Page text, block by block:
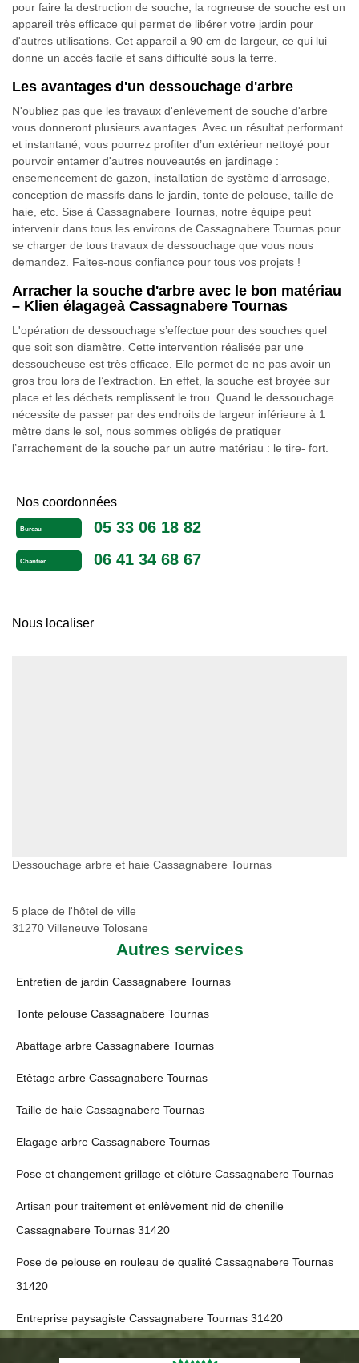
pour faire la destruction de souche, la rogneuse de souche est un
appareil très efficace qui permet de libérer votre jardin pour
d'autres utilisations. Cet appareil a 90 cm de largeur, ce qui lui
donne un accès facile et sans difficulté sous la terre.
Les avantages d'un dessouchage d'arbre
N'oubliez pas que les travaux d'enlèvement de souche d'arbre
vous donneront plusieurs avantages. Avec un résultat performant
et instantané, vous pourrez profiter d’un extérieur nettoyé pour
pourvoir entamer d'autres nouveautés en jardinage :
ensemencement de gazon, installation de système d’arrosage,
conception de massifs dans le jardin, tonte de pelouse, taille de
haie, etc. Sise à Cassagnabere Tournas, notre équipe peut
intervenir dans tous les environs de Cassagnabere Tournas pour
se charger de tous travaux de dessouchage que vous nous
demandez. Faites-nous confiance pour tous vos projets !
Arracher la souche d'arbre avec le bon matériau
– Klien élagageà Cassagnabere Tournas
L'opération de dessouchage s’effectue pour des souches quel
que soit son diamètre. Cette intervention réalisée par une
dessoucheuse est très efficace. Elle permet de ne pas avoir un
gros trou lors de l’extraction. En effet, la souche est broyée sur
place et les déchets remplissent le trou. Quand le dessouchage
nécessite de passer par des endroits de largeur inférieure à 1
mètre dans le sol, nous sommes obligés de pratiquer
l’arrachement de la souche par un autre matériau : le tire- fort.
Nos coordonnées
Bureau 05 33 06 18 82
Chantier 06 41 34 68 67
Nous localiser
Dessouchage arbre et haie Cassagnabere Tournas
5 place de l'hôtel de ville
31270 Villeneuve Tolosane
Autres services
Entretien de jardin Cassagnabere Tournas
Tonte pelouse Cassagnabere Tournas
Abattage arbre Cassagnabere Tournas
Etêtage arbre Cassagnabere Tournas
Taille de haie Cassagnabere Tournas
Elagage arbre Cassagnabere Tournas
Pose et changement grillage et clôture Cassagnabere Tournas
Artisan pour traitement et enlèvement nid de chenille
Cassagnabere Tournas 31420
Pose de pelouse en rouleau de qualité Cassagnabere Tournas
31420
Entreprise paysagiste Cassagnabere Tournas 31420